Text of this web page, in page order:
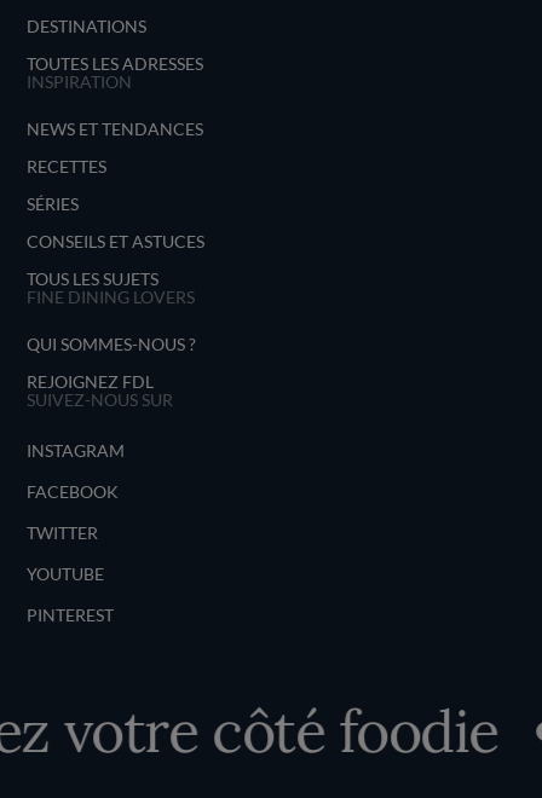
DESTINATIONS
TOUTES LES ADRESSES
INSPIRATION
NEWS ET TENDANCES
RECETTES
SÉRIES
CONSEILS ET ASTUCES
TOUS LES SUJETS
FINE DINING LOVERS
QUI SOMMES-NOUS ?
REJOIGNEZ FDL
SUIVEZ-NOUS SUR
INSTAGRAM
FACEBOOK
TWITTER
YOUTUBE
PINTEREST
côté foodie